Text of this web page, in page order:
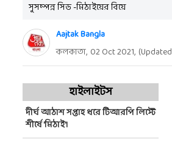
সুসম্পন্ন সিড -মিঠাইয়ের বিয়ে
Aajtak Bangla
কলকাতা, 02 Oct 2021, (Updated
হাইলাইটস
দীর্ঘ আঠাশ সপ্তাহ ধরে টিআরপি লিস্টে
শীর্ষে 'মিঠাই'।